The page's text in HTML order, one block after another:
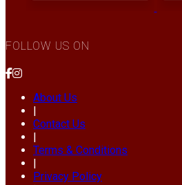
FOLLOW US ON
About Us
Contact Us
Terms & Conditions
Privacy Policy